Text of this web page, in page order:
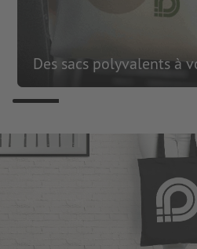
Des sacs polyvalents à